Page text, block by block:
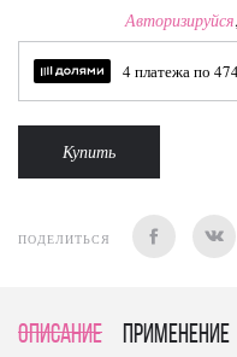
Авторизируйся
4 платежа по
Купить
ПОДЕЛИТЬСЯ
Описание Применение